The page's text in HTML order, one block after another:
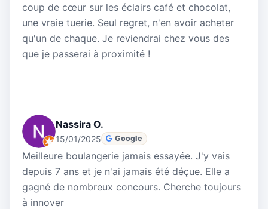
coup de cœur sur les éclairs café et chocolat,
une vraie tuerie. Seul regret, n'en avoir acheter
qu'un de chaque. Je reviendrai chez vous des
que je passerai à proximité !
Nassira O.
15/01/2025 Google
Meilleure boulangerie jamais essayée. J'y vais
depuis 7 ans et je n'ai jamais été déçue. Elle a
gagné de nombreux concours. Cherche toujours
à innover